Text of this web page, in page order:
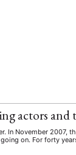
actors
In November 2007,
on. For forty